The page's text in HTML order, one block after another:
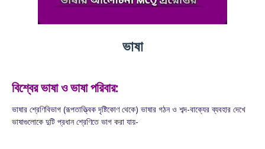
ভাষা
বিশ্বের ভাষা ও ভাষা পরিবার:
ভাষার শ্রেণিবিভাগ (রূপতাত্ত্বিক দৃষ্টিকোণ থেকে) ভাষার গঠন ও শব্দ-বাক্যের ব্যবহার দেখে
ভাষাগুলোকে দুটি প্রধান শ্রেণিতে ভাগ করা যায়-